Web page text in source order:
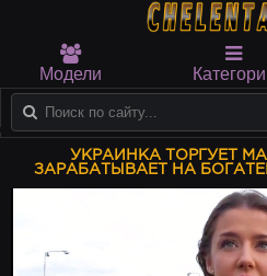
Модели
УКРАИНКА ТОРГУЕТ
ЗАРАБАТЫВАЕТ НА